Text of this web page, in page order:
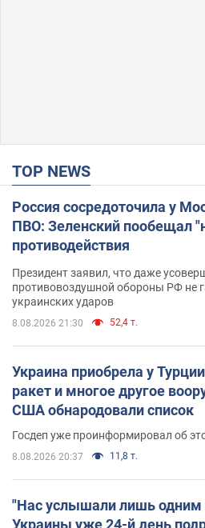
TOP NEWS
Россия сосредоточила у
ПВО: Зеленский пообещал
противодействия
Президент заявил, что даже
противовоздушной обороны РФ не
украинских ударов
8.08.2026 21:30 52,4 т.
Украина приобрела у
ракет и многое другое
США обнародовали список
Госдеп уже проинформировал об
8.08.2026 20:37 11,8 т.
"Нас услышали лишь одним
Украины уже 24-й день